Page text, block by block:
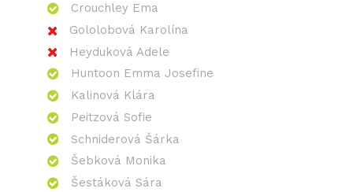
Crouchley Ema
Gololobová Karolína
Heyduková Adele
Huntoon Emma Josefine
Kalinová Klára
Peitzová Sofie
Schniderová Šárka
Šebková Monika
Šestáková Sára